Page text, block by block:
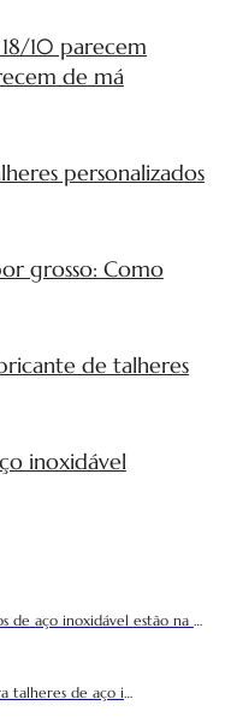
10 parecem
de má
personalizados
grosso: Como
de talheres
inoxidável
Porque é que os talheres pretos de aço inoxidável estão na moda
Caixa de oferta vs embalagem a granel para talheres de aço inoxidável